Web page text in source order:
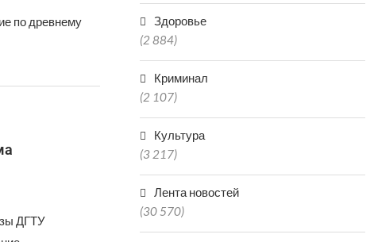
по древнему
ДГТУ
Здоровье
(2 884)
Криминал
(2 107)
Культура
(3 217)
Лента новостей
(30 570)